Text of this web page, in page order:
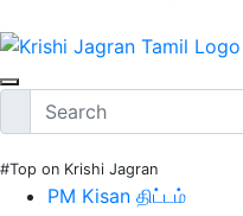
#Top on Krishi Jagran
PM Kisan திட்டம்